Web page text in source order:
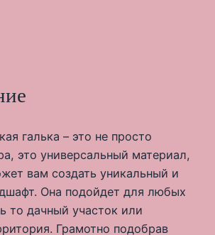
галька – это не просто
это универсальный материал,
вам создать уникальный и
Она подойдет для любых
то дачный участок или
Грамотно подобрав